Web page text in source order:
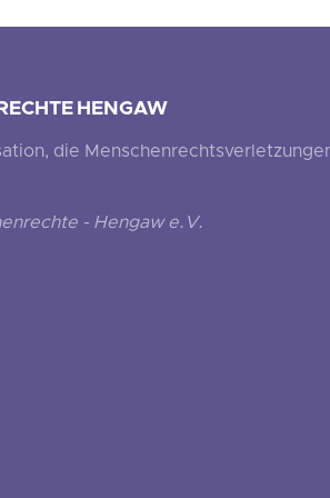
HENGAW
die
- Hengaw e.V.